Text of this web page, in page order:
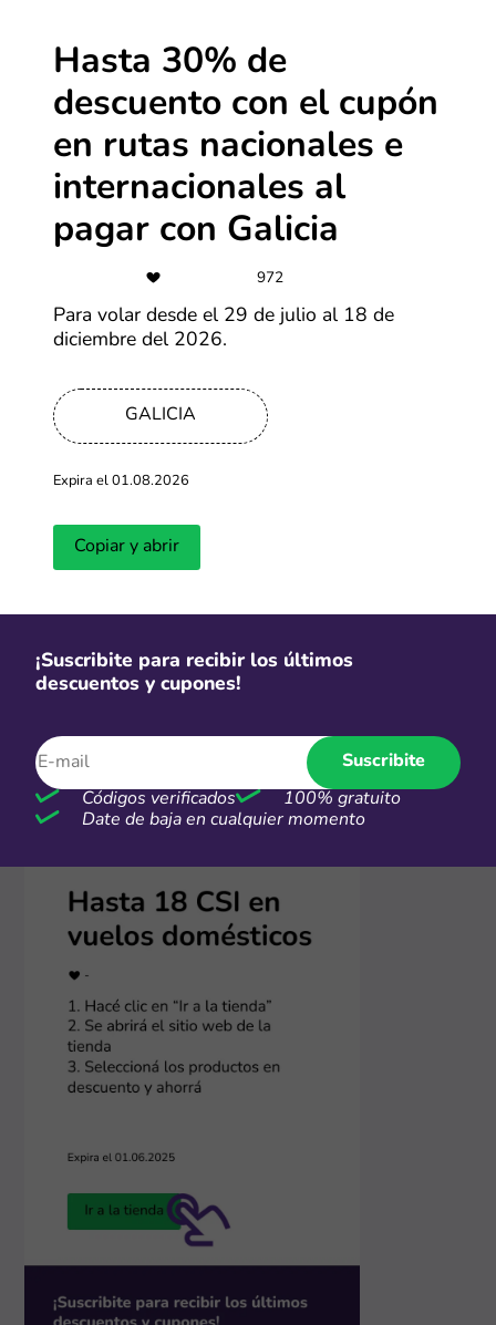
diferencia en el precio enseguida.
1. Encontrá el descuento o la promo que más te
interese
cupón y se va a abrir la vista de abajo.
2. Visitá la tienda online
Hacé clic en "Ir a la tienda" y vas a ser redirigido a la
comprar con descuento inmediato!
Hasta 30% de
descuento con el cupón
en rutas nacionales e
internacionales al
pagar con Galicia
972
Para volar desde el 29 de julio al 18 de
diciembre del 2026.
GALICIA
Expira el 01.08.2026
Copiar y abrir
¡Suscribite para recibir los últimos
descuentos y cupones!
Suscribite
Códigos verificados
100% gratuito
Date de baja en cualquier momento